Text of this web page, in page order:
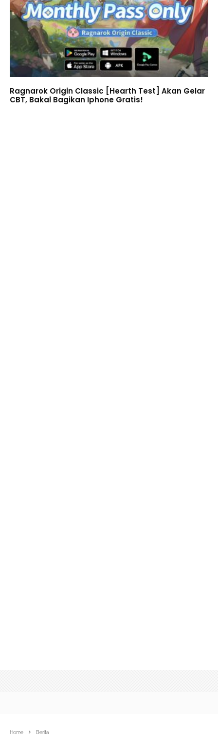
Ragnarok Origin Classic [Hearth Test] Akan Gelar
CBT, Bakal Bagikan Iphone Gratis!
Home Berita